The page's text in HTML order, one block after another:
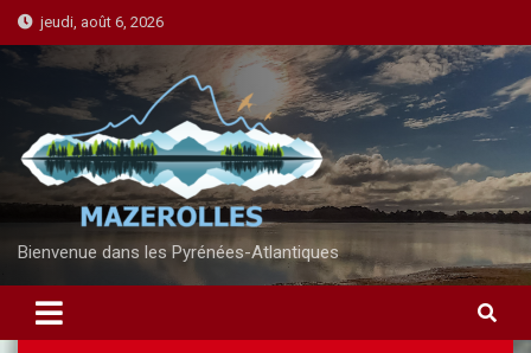
k
t
n
jeudi, août 6, 2026
Bienvenue dans les Pyrénées-Atlantiques